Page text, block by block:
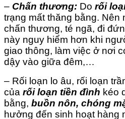
– Chấn thương: Do rối
trạng mất thăng bằng. Nên
chấn thương, té ngã, đi
này nguy hiểm hơn khi
giao thông, làm việc ở nơi
dậy vào giữa đêm,…
– Rối loạn lo âu, rối loạn
của rối loạn tiền đình kéo
bằng, buồn nôn, chóng
hưởng đến sinh hoạt hàng